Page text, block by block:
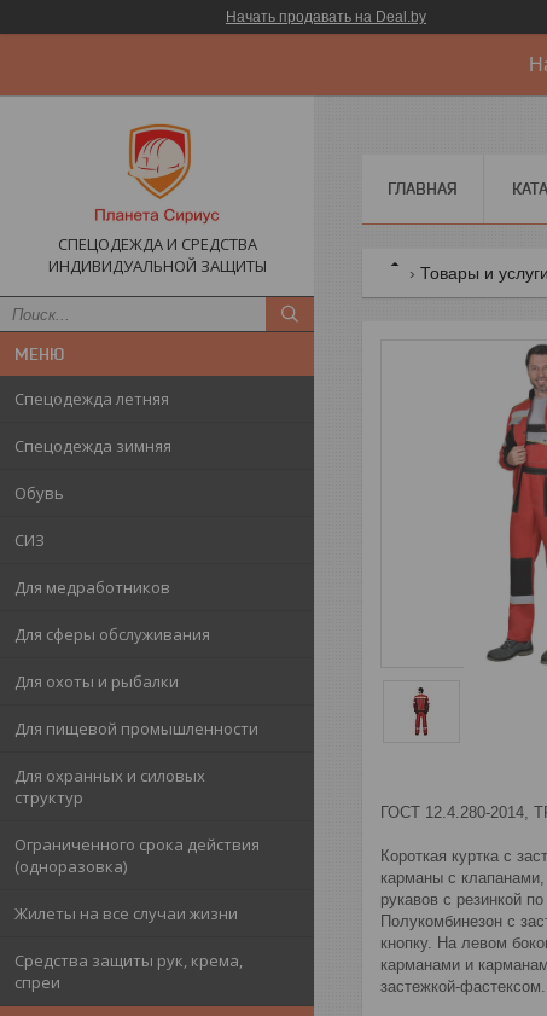
Начать продавать на Deal.by
СПЕЦОДЕЖДА И СРЕДСТВА
ИНДИВИДУАЛЬНОЙ ЗАЩИТЫ
Спецодежда летняя
Спецодежда зимняя
Обувь
СИЗ
Для медработников
Для сферы обслуживания
Для охоты и рыбалки
Для пищевой промышленности
Для охранных и силовых
структур
Ограниченного срока действия
(одноразовка)
Жилеты на все случаи жизни
Средства защиты рук, крема,
спреи
ГЛАВНАЯ
Товары и услуги
ГОСТ 12.4.280-2014,
Короткая куртка с
карманы с
рукавов с резинкой
Полукомбинезон с
кнопку. На левом
карманами и
застежкой-фастексом.